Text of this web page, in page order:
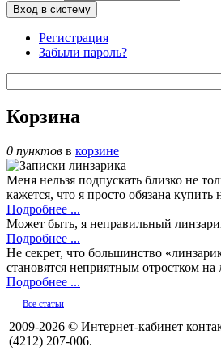
Регистрация
Забыли пароль?
Корзина
0 пунктов в корзине
Меня нельзя подпускать близко не
кажется, что я просто обязана
Подробнее ...
Может быть, я неправильный
Подробнее ...
Не секрет, что большинство
становятся неприятным отростком
Подробнее ...
Все статьи
2009-2026 © Интернет-кабинет
(4212) 207-006.